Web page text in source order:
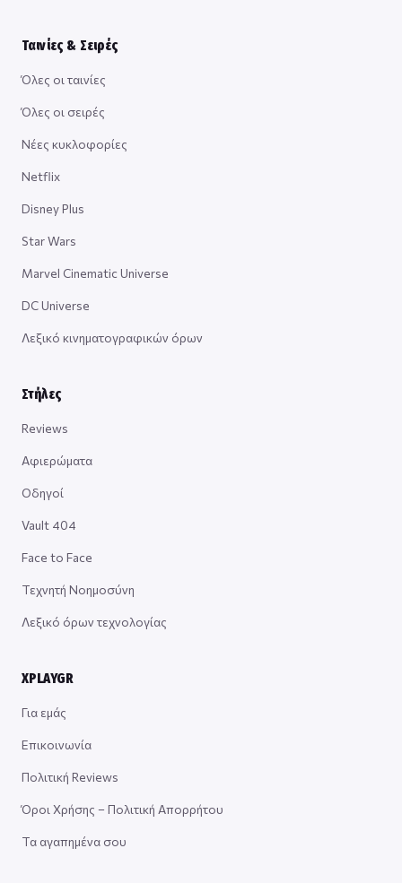
Ταινίες & Σειρές
Όλες οι ταινίες
Όλες οι σειρές
Νέες κυκλοφορίες
Netflix
Disney Plus
Star Wars
Marvel Cinematic Universe
DC Universe
Λεξικό κινηματογραφικών όρων
Στήλες
Reviews
Αφιερώματα
Οδηγοί
Vault 404
Face to Face
Τεχνητή Νοημοσύνη
Λεξικό όρων τεχνολογίας
XPLAYGR
Για εμάς
Επικοινωνία
Πολιτική Reviews
Όροι Χρήσης – Πολιτική Απορρήτου
Τα αγαπημένα σου